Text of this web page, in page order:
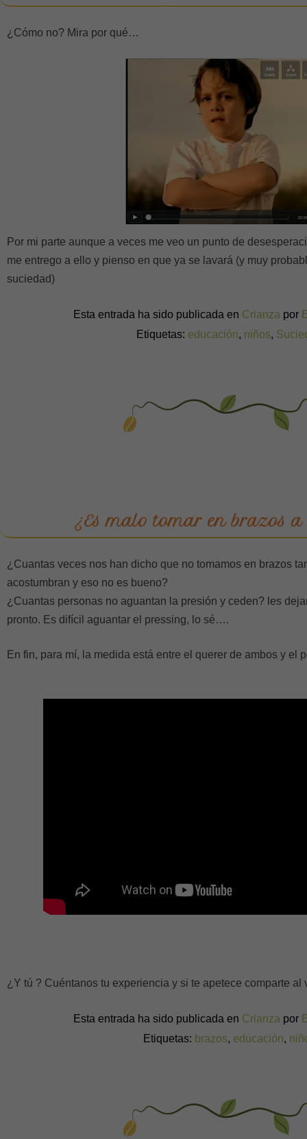
¿Cómo no? Mira por qué…
Por mi parte aunque a veces me veo un punto de
me entrego a ello y pienso en que ya se lavará (y muy
suciedad)
Esta entrada ha sido publicada en Crianza por
Etiquetas: educación, niños,
¿Es malo tomar en brazos a
¿Cuantas veces nos han dicho que no tomamos en brazos
acostumbran y eso no es bueno?
¿Cuantas personas no aguantan la presión y ceden? les
pronto. Es difícil aguantar el pressing, lo sé….
En fin, para mí, la medida está entre el querer de ambos y el
¿Y tú ? Cuéntanos tu experiencia y si te apetece comparte al
Esta entrada ha sido publicada en Crianza por
Etiquetas: brazos, educación,